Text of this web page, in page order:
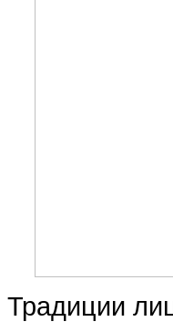
Традиции